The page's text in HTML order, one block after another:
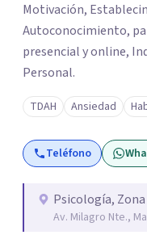
Motivación,
Autoconocimiento,
presencial y online,
Personal.
TDAH Ansiedad
Teléfono
Psicología,
Av. Milagro Nte.,